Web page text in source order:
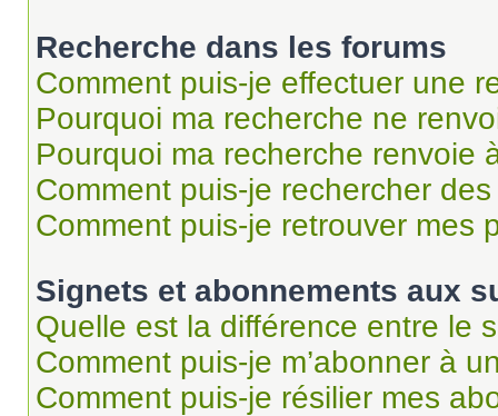
Recherche dans les forums
Comment puis-je effectuer une
Pourquoi ma recherche ne
Pourquoi ma recherche renvoie
Comment puis-je rechercher
Comment puis-je retrouver mes
Signets et abonnements aux
Quelle est la différence entre le
Comment puis-je m’abonner à
Comment puis-je résilier mes